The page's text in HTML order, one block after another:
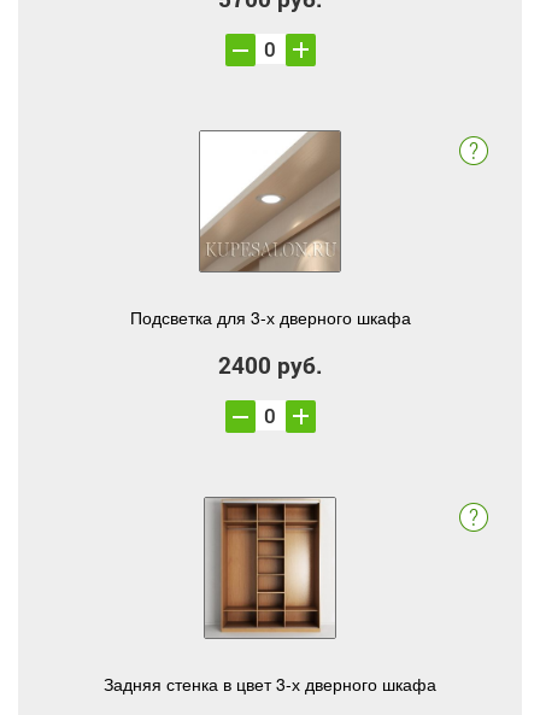
Подсветка для 3-х дверного шкафа
2400 руб.
Задняя стенка в цвет 3-х дверного шкафа